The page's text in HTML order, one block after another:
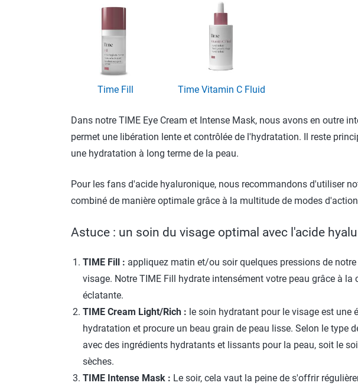
Time Fill Time Vitamin C Fluid
Dans notre TIME Eye Cream et Intense Mask, nous avons en outre
permet une libération lente et contrôlée de l'hydratation. Il reste
une hydratation à long terme de la peau.
Pour les fans d'acide hyaluronique, nous recommandons d'utiliser
combiné de manière optimale grâce à la multitude de modes
Astuce : un soin du visage optimal avec l'acide
TIME Fill : appliquez matin et/ou soir quelques pressions de
visage. Notre TIME Fill hydrate intensément votre peau grâce à
éclatante.
TIME Cream Light/Rich : le soin hydratant pour le visage est une
hydratation et procure un beau grain de peau lisse. Selon le type
avec des ingrédients hydratants et lissants pour la peau, soit le
sèches.
TIME Intense Mask : Le soir, cela vaut la peine de s'offrir